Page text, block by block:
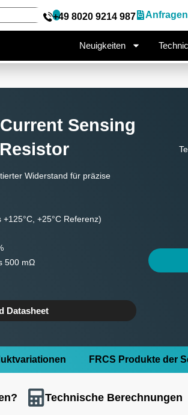
+49 8020 9214 987
Neuigkeiten
Sensing
Widerstand für präzise
+25°C Referenz)
500 mΩ
Datasheet
FRCS Produkte der
Technische Berechnungen
Sensing Surface